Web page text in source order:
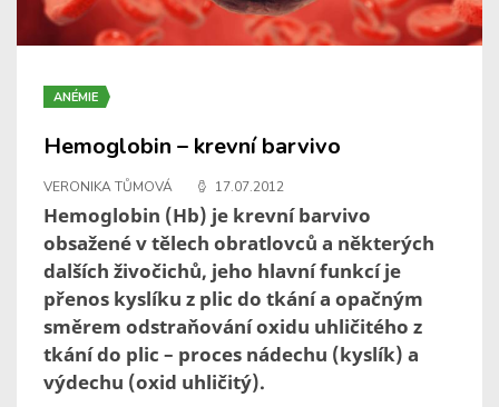
ANÉMIE
Hemoglobin – krevní barvivo
VERONIKA TŮMOVÁ 17.07.2012
Hemoglobin (Hb) je krevní barvivo
obsažené v tělech obratlovců a některých
dalších živočichů, jeho hlavní funkcí je
přenos kyslíku z plic do tkání a opačným
směrem odstraňování oxidu uhličitého z
tkání do plic – proces nádechu (kyslík) a
výdechu (oxid uhličitý).